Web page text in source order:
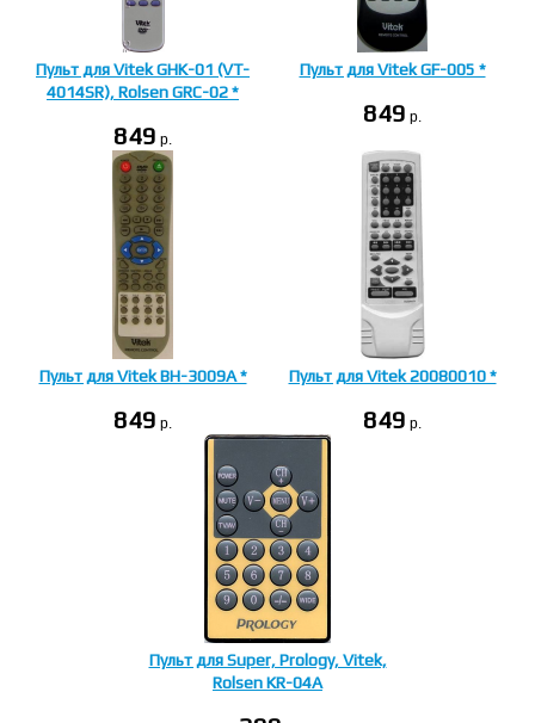
Пульт для Vitek GHK-01 (VT-
4014SR), Rolsen GRC-02 *
849 p.
Пульт для Vitek GF-005 *
849 p.
Пульт для Vitek BH-3009A *
849 p.
Пульт для Vitek 20080010 *
849 p.
Пульт для Super, Prology, Vitek,
Rolsen KR-04A